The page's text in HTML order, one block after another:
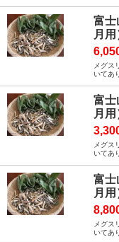
富士
月用
メグス
いてあ
富士
月用
メグス
いてあ
富士
月用
メグス
いてあ